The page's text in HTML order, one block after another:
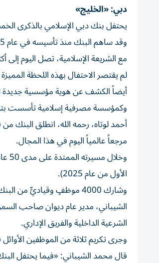
دبي: «الخليج»
يحتفل بنك دبي الإسلامي بالذكرى
مع الشريعة الإسلامية، تصل اليوم إلى أكثر من 5 ملايين متعامل، ضمن نطاق عملياته الممتد في سبع
لم يقتصر الاحتفال بهذه اللحظة
أيضاً الكشف عن هوية مؤسسية جديدة
وكمؤسسة مصرفية إسلامية تأسست
أحمد لوتاه، رحمه الله، انطلق
مرجعاً عالمياً اليوم في هذا المجال.
الأول من عام 2025).
وشارك 4000 موظفٍ
الشيباني، مدير عام ديوان صاحب
الشرعية الداخلية والفريق الإداري.
وجرى تكريم ثلاثة من الموظفين الأوائل في